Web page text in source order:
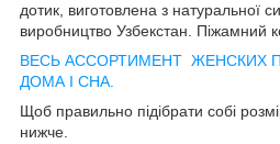
дотик, виготовлена з натуральної
виробництво Узбекстан. Піжамний
ВЕСЬ АССОРТИМЕНТ ЖЕНСКИХ
ДОМА І СНА.
Щоб правильно підібрати собі
нижче.